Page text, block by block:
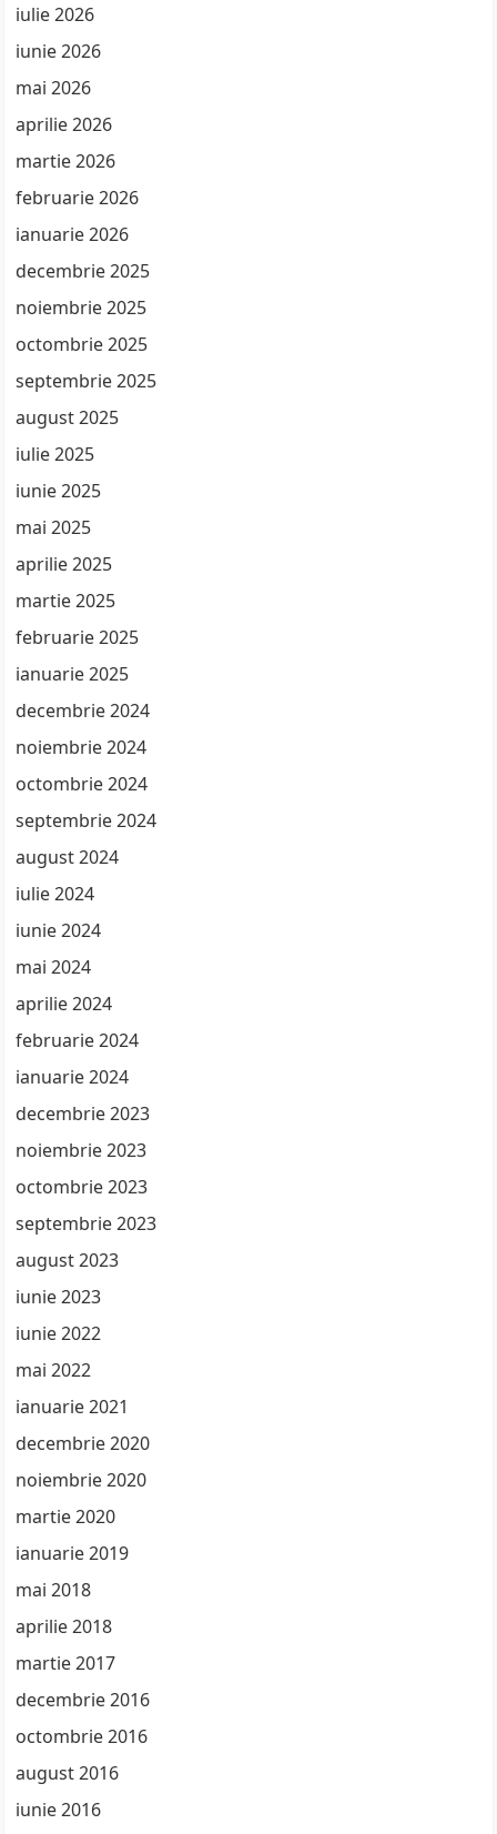
iulie 2026
iunie 2026
mai 2026
aprilie 2026
martie 2026
februarie 2026
ianuarie 2026
decembrie 2025
noiembrie 2025
octombrie 2025
septembrie 2025
august 2025
iulie 2025
iunie 2025
mai 2025
aprilie 2025
martie 2025
februarie 2025
ianuarie 2025
decembrie 2024
noiembrie 2024
octombrie 2024
septembrie 2024
august 2024
iulie 2024
iunie 2024
mai 2024
aprilie 2024
februarie 2024
ianuarie 2024
decembrie 2023
noiembrie 2023
octombrie 2023
septembrie 2023
august 2023
iunie 2023
iunie 2022
mai 2022
ianuarie 2021
decembrie 2020
noiembrie 2020
martie 2020
ianuarie 2019
mai 2018
aprilie 2018
martie 2017
decembrie 2016
octombrie 2016
august 2016
iunie 2016